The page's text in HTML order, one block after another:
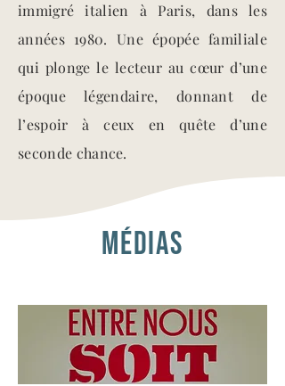
immigré italien à Paris, dans les
années 1980. Une épopée familiale
qui plonge le lecteur au cœur d’une
époque légendaire, donnant de
l’espoir à ceux en quête d’une
seconde chance.
médias